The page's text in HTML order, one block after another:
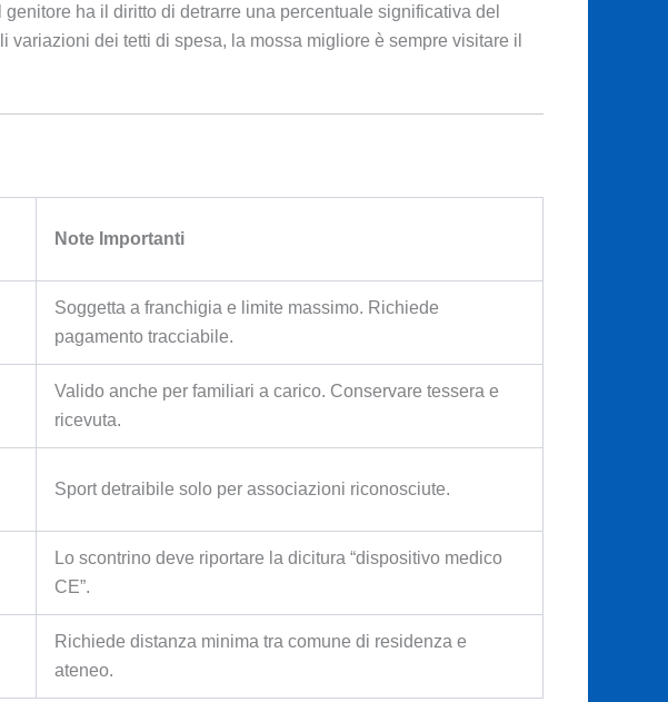
ha il diritto di detrarre una percentuale significativa del
dei tetti di spesa, la mossa migliore è sempre visitare il
Note Importanti
Soggetta a franchigia e limite massimo. Richiede
pagamento tracciabile.
Valido anche per familiari a carico. Conservare tessera e
ricevuta.
Sport detraibile solo per associazioni riconosciute.
Lo scontrino deve riportare la dicitura “dispositivo medico
CE”.
Richiede distanza minima tra comune di residenza e
ateneo.